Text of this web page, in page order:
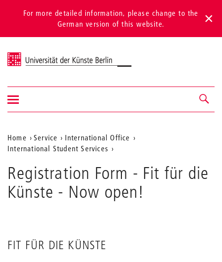
For more detailed information, please change to the
German version of this website.
Universität der Künste Berlin
Navigation &
search
Show/hide
navigation
Aktuelle
Position
auf
der
Webseite
Home Service
International Office
International Student Services
Registration Form - Fit für die
Künste - Now open!
FIT FÜR DIE KÜNSTE